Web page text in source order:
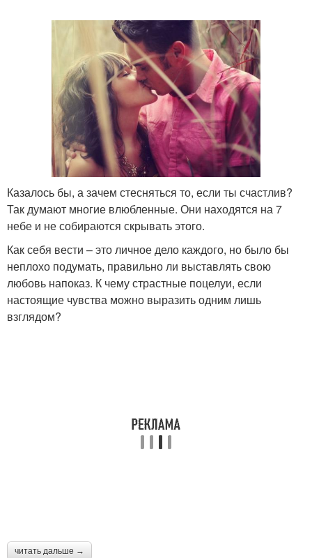
Казалось бы, а зачем стесняться то, если ты счастлив?
Так думают многие влюбленные. Они находятся на 7
небе и не собираются скрывать этого.
Как себя вести – это личное дело каждого, но было бы
неплохо подумать, правильно ли выставлять свою
любовь напоказ. К чему страстные поцелуи, если
настоящие чувства можно выразить одним лишь
взглядом?
читать дальше →